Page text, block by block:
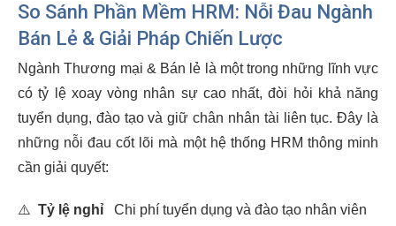
So Sánh Phần Mềm HRM: Nỗi Đau Ngành
Bán Lẻ & Giải Pháp Chiến Lược
Ngành Thương mại & Bán lẻ là một trong những lĩnh vực
có tỷ lệ xoay vòng nhân sự cao nhất, đòi hỏi khả năng
tuyển dụng, đào tạo và giữ chân nhân tài liên tục. Đây là
những nỗi đau cốt lõi mà một hệ thống HRM thông minh
cần giải quyết:
⚠️ Tỷ lệ nghỉ
Chi phí tuyển dụng và đào tạo nhân viên